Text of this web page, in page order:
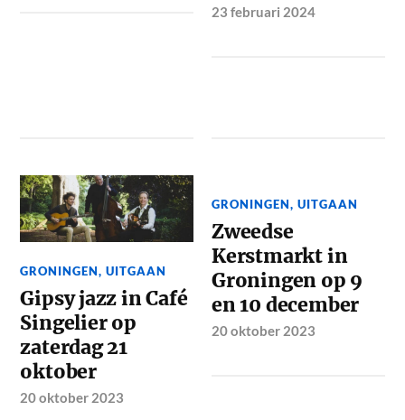
23 februari 2024
GRONINGEN,UITGAAN
Gipsy jazz in Café
Singelier op
zaterdag 21
oktober
20 oktober 2023
GRONINGEN,UITGAAN
Zweedse
Kerstmarkt in
Groningen op 9
en 10 december
20 oktober 2023